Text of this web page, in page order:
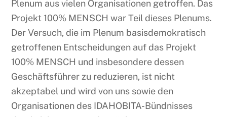
Plenum aus vielen Organisationen getroffen. Das
Projekt 100% MENSCH war Teil dieses Plenums.
Der Versuch, die im Plenum basisdemokratisch
getroffenen Entscheidungen auf das Projekt
100% MENSCH und insbesondere dessen
Geschäftsführer zu reduzieren, ist nicht
akzeptabel und wird von uns sowie den
Organisationen des IDAHOBITA-Bündnisses